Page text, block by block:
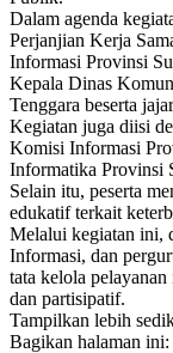
Dalam agenda
Perjanjian Kerja
Informasi Provinsi
Kepala Dinas
Tenggara beserta
Kegiatan juga diisi
Komisi Informasi
Informatika Provinsi
Selain itu, peserta
edukatif terkait
Melalui kegiatan ini,
Informasi, dan
tata kelola
dan partisipatif.
Tampilkan lebih
Bagikan halaman ini: